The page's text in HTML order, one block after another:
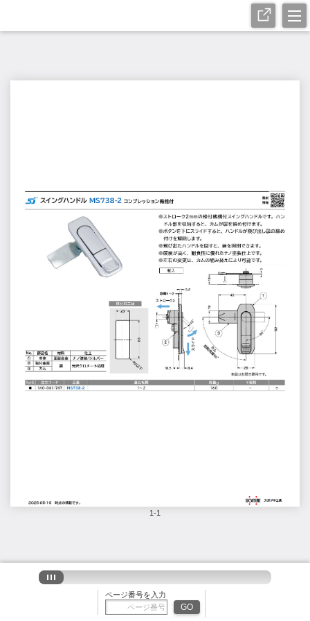
1-1
ページ番号を入力
GO